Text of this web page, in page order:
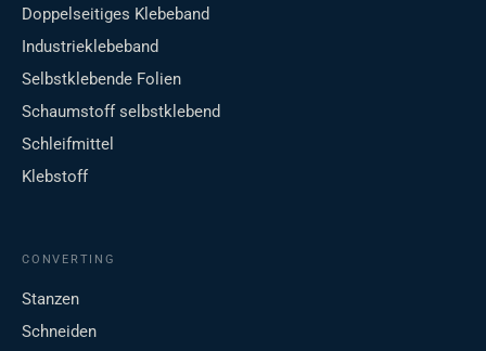
Doppelseitiges Klebeband
Industrieklebeband
Selbstklebende Folien
Schaumstoff selbstklebend
Schleifmittel
Klebstoff
CONVERTING
Stanzen
Schneiden